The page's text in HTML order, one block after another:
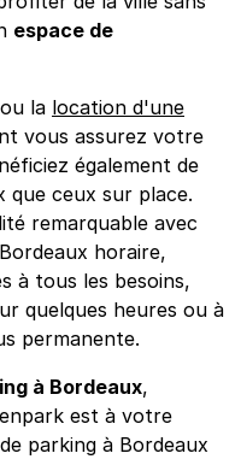
espace de
la location d'une
vous assurez votre
également de
que ceux sur place.
remarquable avec
horaire,
à tous les besoins,
quelques heures ou à
permanente.
à Bordeaux,
est à votre
parking à Bordeaux